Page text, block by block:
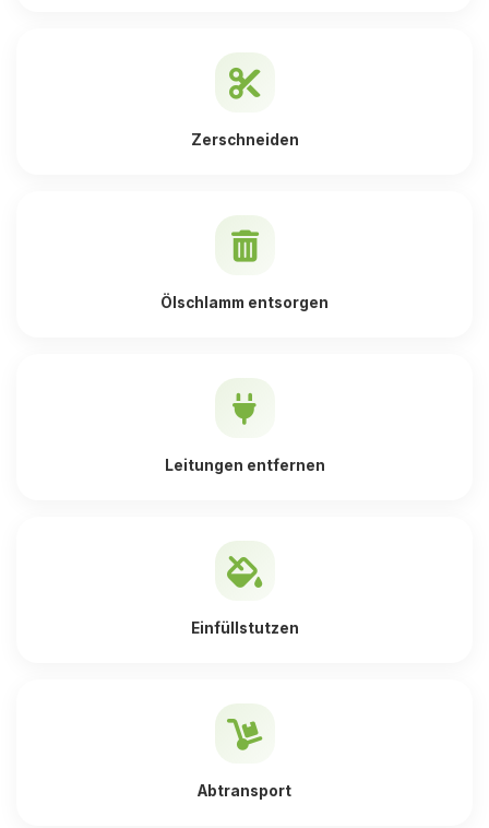
Zerschneiden
Ölschlamm entsorgen
Leitungen entfernen
Einfüllstutzen
Abtransport